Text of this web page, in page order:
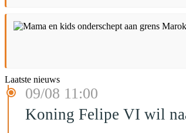
Laatste nieuws
09/08 11:00
Koning Felipe VI wil